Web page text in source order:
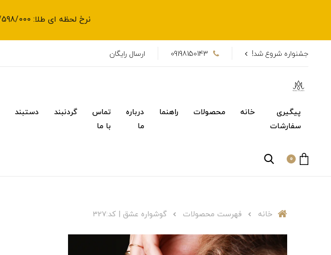
نرخ لحظه ای طلا: 18/598/000 تومان
جشنواره شروع شد! 09198150143 ارسال رایگان
پیگیری
سفارشات
خانه محصولات راهنما
درباره
ما
تماس
با ما
گردنبند دستبند
0
خانه فهرست محصولات گوشواره عشق | کد:327